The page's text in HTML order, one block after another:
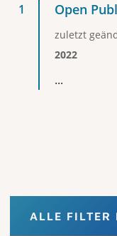
Open
zuletzt
2022
...
ALLE FILTER